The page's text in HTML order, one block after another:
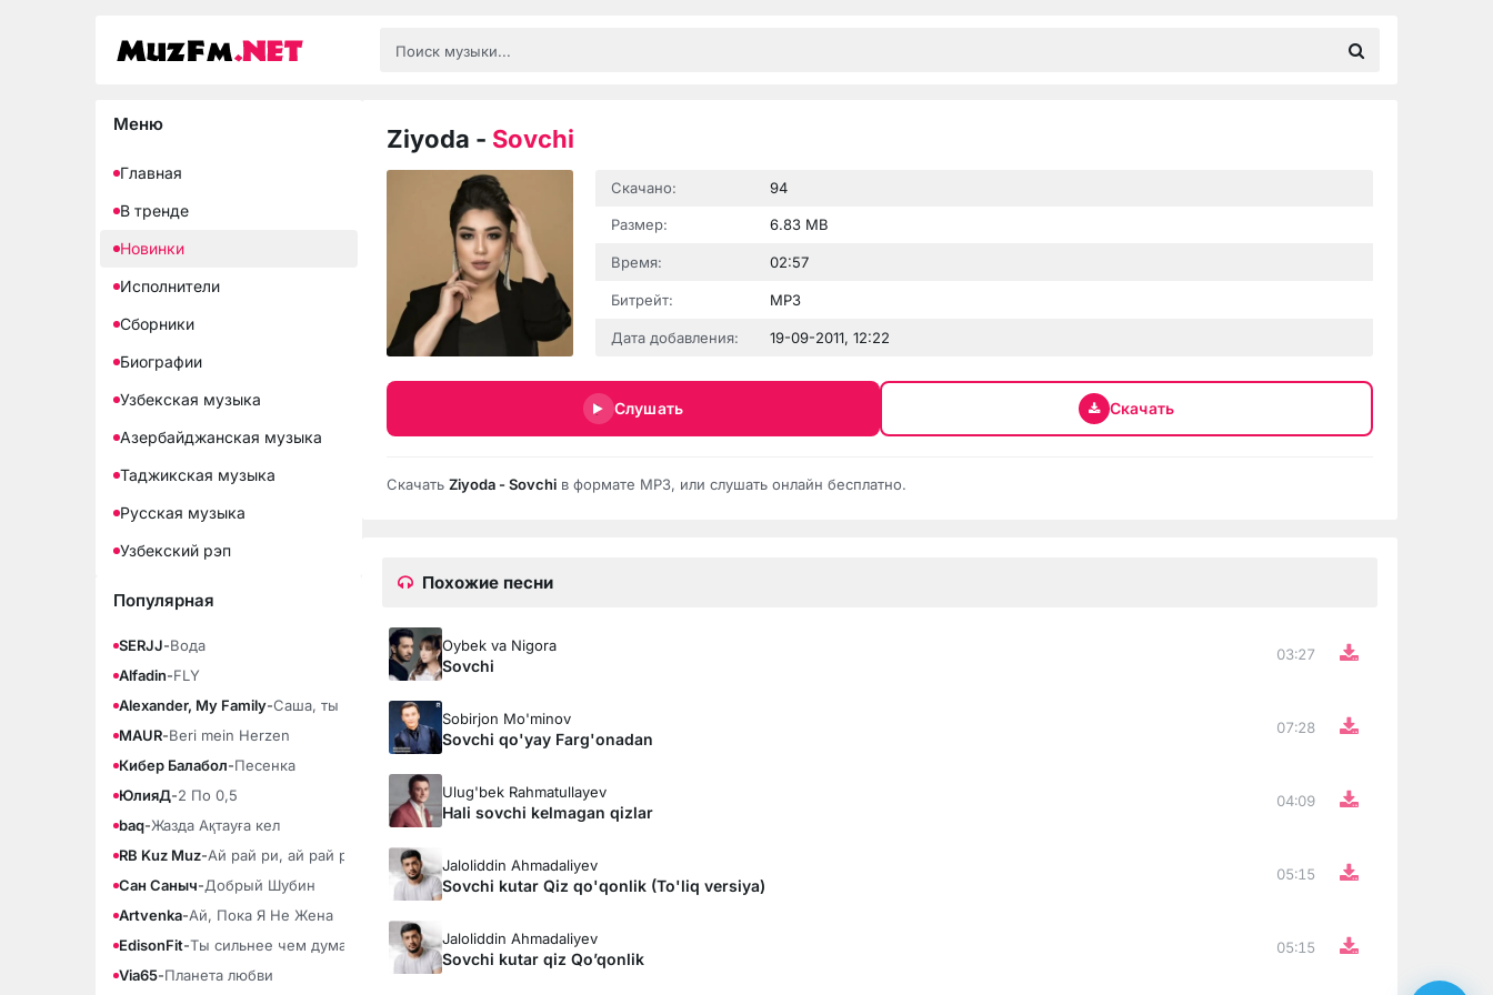
Меню
Главная
В тренде
Новинки
Исполнители
Сборники
Биографии
Узбекская музыка
Азербайджанская музыка
Таджикская музыка
Русская музыка
Узбекский рэп
Популярная
SERJJ-Вода
Alfadin-FLY
Alexander, My Family-Саша, ты моя любовь
MAUR-Beri mein Herzen
Кибер Балабол-Песенка
ЮлияД-2 По 0,5
baq-Жазда Ақтауға кел
RB Kuz Muz-Ай рай ри, ай рай ра
Сан Саныч-Добрый Шубин
Artvenka-Ай, Пока Я Не Жена
EdisonFit-Ты сильнее чем думаешь
Via65-Планета любви
Ziyoda - Sovchi
Скачано: 94
Размер: 6.83 MB
Время: 02:57
Битрейт: MP3
Дата добавления: 19-09-2011, 12:22
Слушать Скачать
Скачать Ziyoda - Sovchi в формате MP3, или слушать онлайн бесплатно.
Похожие песни
Oybek va Nigora
Sovchi
03:27
Sobirjon Mo'minov
Sovchi qo'yay Farg'onadan
07:28
Ulug'bek Rahmatullayev
Hali sovchi kelmagan qizlar
04:09
Jaloliddin Ahmadaliyev
Sovchi kutar Qiz qo'qonlik (To'liq versiya)
05:15
Jaloliddin Ahmadaliyev
Sovchi kutar qiz Qo’qonlik
05:15